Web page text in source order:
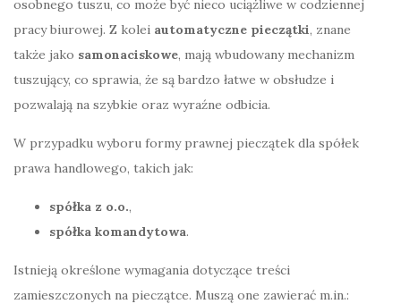
osobnego tuszu, co może być nieco uciążliwe w codziennej
pracy biurowej. Z kolei automatyczne pieczątki, znane
także jako samonaciskowe, mają wbudowany mechanizm
tuszujący, co sprawia, że są bardzo łatwe w obsłudze i
pozwalają na szybkie oraz wyraźne odbicia.
W przypadku wyboru formy prawnej pieczątek dla spółek
prawa handlowego, takich jak:
spółka z o.o.,
spółka komandytowa.
Istnieją określone wymagania dotyczące treści
zamieszczonych na pieczątce. Muszą one zawierać m.in.: